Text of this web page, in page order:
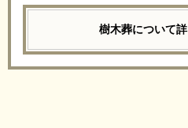
樹木葬について